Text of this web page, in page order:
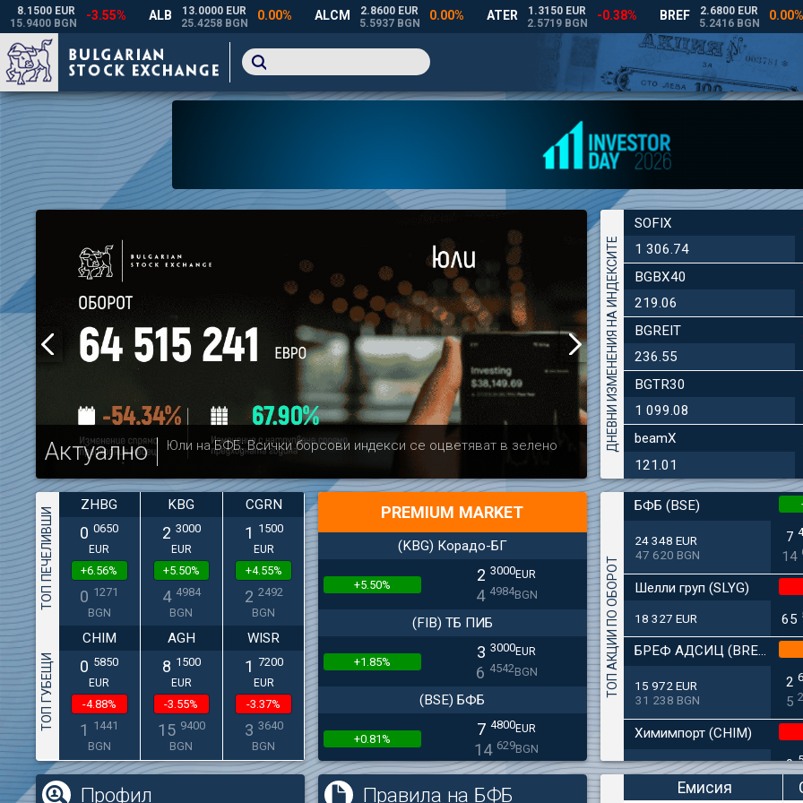
Актуално Юли на БФБ: Всички борсови индекси се оцветяват в зелено Актуално
Българска
ДНЕВНИ ИЗМЕНЕНИЯ НА ИНДЕКСИТЕ
SOFIX
1 306.74
BGBX40
219.06
BGREIT
236.55
BGTR30
1 099.08
beamX
121.01
ТОП ПЕЧЕЛИВШИ
ZHBG
0 0650
EUR
+6.56%
0 1271
BGN
KBG
2 3000
EUR
+5.50%
4 4984
BGN
CGRN
1 1500
EUR
+4.55%
2 2492
BGN
ТОП ГУБЕЩИ
CHIM
0 5850
EUR
-4.88%
1 1441
BGN
AGH
8 1500
EUR
-3.55%
15 9400
BGN
WISR
1 7200
EUR
-3.37%
3 3640
BGN
PREMIUM MARKET
(KBG) Корадо-БГ
+5.50% 2 3000EUR
4 4984BGN
(FIB) ТБ ПИБ
+1.85% 3 3000EUR
6 4542BGN
(BSE) БФБ
+0.81% 7 4800EUR
14 629BGN
(CCB) ТБ ЦКБ
ТОП АКЦИИ ПО ОБОРОТ
БФБ (BSE)
24 348 EUR
47 620 BGN
7
14
Шелли груп (SLYG)
18 327 EUR 65
БРЕФ АДСИЦ (BREF)
15 972 EUR
31 238 BGN
2
5
Химимпорт (CHIM)
8 975 EUR
17 553 BGN
0
Профил Правила на БФБ Емисия